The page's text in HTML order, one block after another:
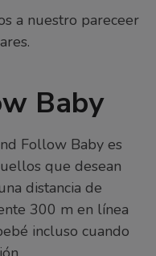
a nuestro pareceer
Baby
Follow Baby es
que desean
distancia de
300 m en línea
incluso cuando